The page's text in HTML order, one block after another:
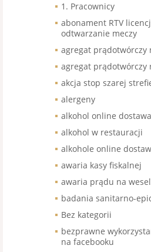
1. Pracownicy
abonament RTV
odtwarzanie meczy
agregat prądotwórczy
agregat prądotwórczy
akcja stop szarej
alergeny
alkohol online
alkohol w restauracji
alkohole online
awaria kasy fiskalnej
awaria prądu na
badania sanitarno-
Bez kategorii
bezprawne
na facebooku